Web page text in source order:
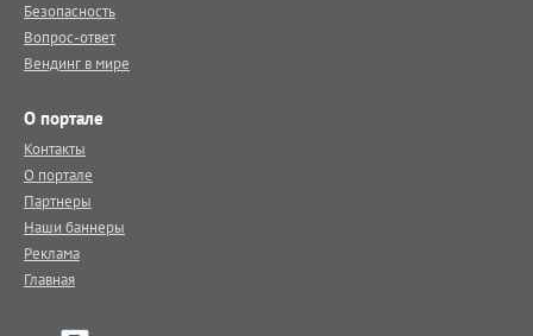
Безопасность
Вопрос-ответ
Вендинг в мире
О портале
Контакты
О портале
Партнеры
Наши баннеры
Реклама
Главная